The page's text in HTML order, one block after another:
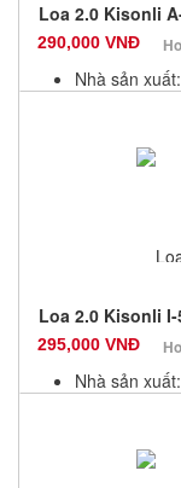
Loa 2.0 Kisonli
290,000 VNĐ
Nhà sản
Số lượng: 100
Loa 2.0 Kisonli
295,000 VNĐ
Nhà sản
Số lượng: 100